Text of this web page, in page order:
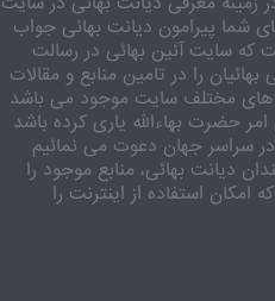
شما پیرامون دیانت بهائی جواب
که سایت آئین بهائی در رسالت
را در تامین منابع و مقالات
های مختلف سایت موجود می باشد
حضرت بهاءالله یاری کرده باشد
در سراسر جهان دعوت می نمائیم
دیانت بهائی، منابع موجود را
امکان استفاده از اینترنت را